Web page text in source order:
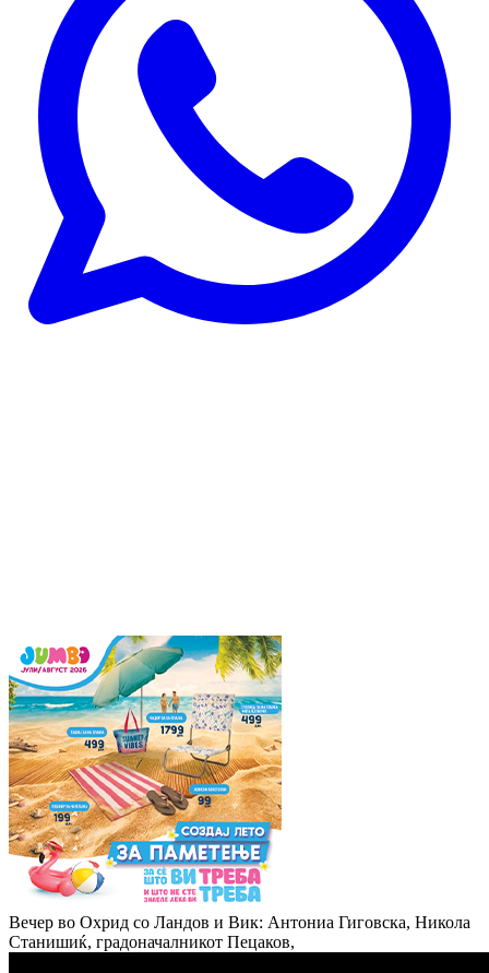
Вечер во Охрид со Ландов и Вик: Антониа Гиговска, Никола
Станишиќ, градоначалникот Пецаков,